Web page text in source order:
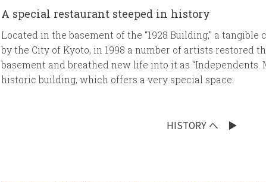
A special restaurant steeped in history
Located in the basement of the “1928 Building,” a
by the City of Kyoto, in 1998 a number of artists restored
basement and breathed new life into it as “Independents.
historic building, which offers a very special space.
HISTORY へ ▶